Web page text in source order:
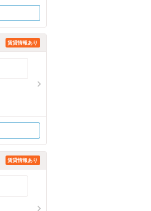
賃貸情報あり
賃貸情報あり